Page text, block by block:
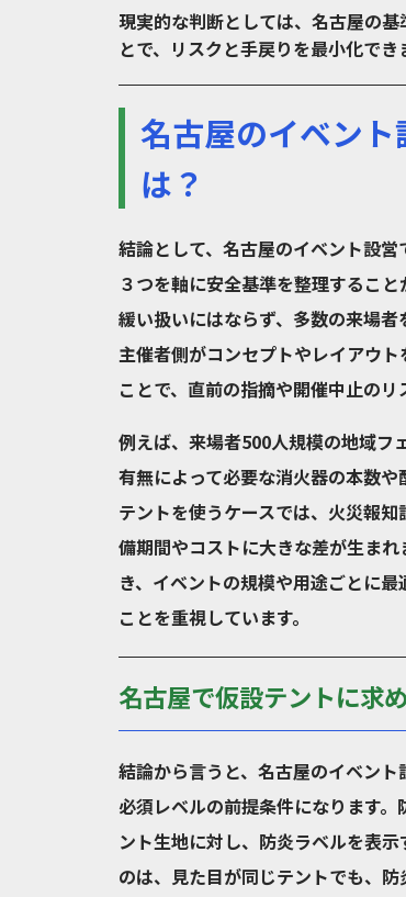
現実的な判断としては、名古屋の
とで、リスクと手戻りを最小化でき
名古屋のイベン
は？
結論として、名古屋のイベント設
３つを軸に安全基準を整理するこ
緩い扱いにはならず、多数の来場者
主催者側がコンセプトやレイアウ
ことで、直前の指摘や開催中止のリ
例えば、来場者500人規模の地域
有無によって必要な消火器の本数
テントを使うケースでは、火災報
備期間やコストに大きな差が生ま
き、イベントの規模や用途ごとに
ことを重視しています。
名古屋で仮設テントに求
結論から言うと、名古屋のイベン
必須レベルの前提条件になります
ント生地に対し、防炎ラベルを表
のは、見た目が同じテントでも、